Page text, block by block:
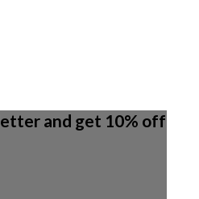
and get 10% off